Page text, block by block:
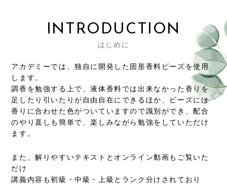
INTRODUCTION
はじめに
アカデミーでは、独自に開発した固形香料ビーズを使用
します。
調香を勉強する上で、液体香料では出来なかった香りを
足したり引いたりが自由自在にできるほか、ビーズには
香りに合わせた色がついていますので識別ができ、配合
のやり直しも簡単で、楽しみながら勉強をしていただけ
ます。
また、解りやすいテキストとオンライン動画もご覧いた
だけ
講義内容も初級・中級・上級とランク分けされており